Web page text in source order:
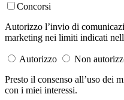
Concorsi
Autorizzo l’invio di
marketing nei limiti indicati
Autorizzo
Non
Presto il consenso all’uso dei
con i miei interessi.